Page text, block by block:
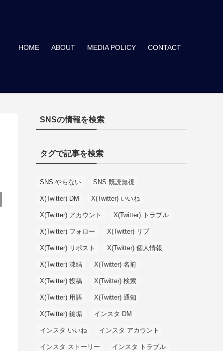
HOME ABOUT MEDIA POLICY CONTACT
SNSの情報を検索
タグで記事を検索
SNS やらない SNS 既読無視
X(Twitter) DM X(Twitter) いいね
X(Twitter) アカウント X(Twitter) トラブル
X(Twitter) フォロー X(Twitter) リプ
X(Twitter) リポスト X(Twitter) 個人情報
X(Twitter) 凍結 X(Twitter) 名前
X(Twitter) 投稿 X(Twitter) 検索
X(Twitter) 用語 X(Twitter) 通知
X(Twitter) 鍵垢 インスタ DM
インスタ いいね インスタ アカウント
インスタ ストーリー インスタ トラブル